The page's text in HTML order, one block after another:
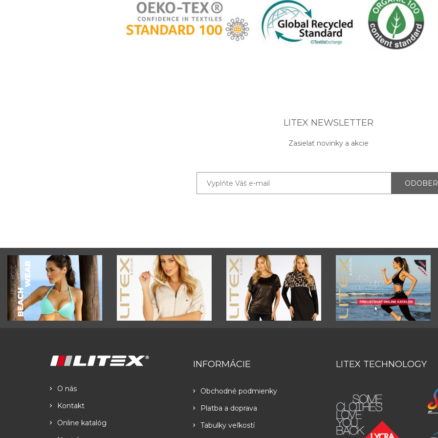
LITEX NEWSLETTER
Zasielať novinky a akcie
O nás
Kontakt
Online katalóg
INFORMÁCIE
Obchodné podmienky
Platba a doprava
Tabulky veľkostí
LITEX TECHNOLOGY